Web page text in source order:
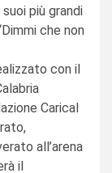
più grandi
che non
con il
Carical
all’arena
il